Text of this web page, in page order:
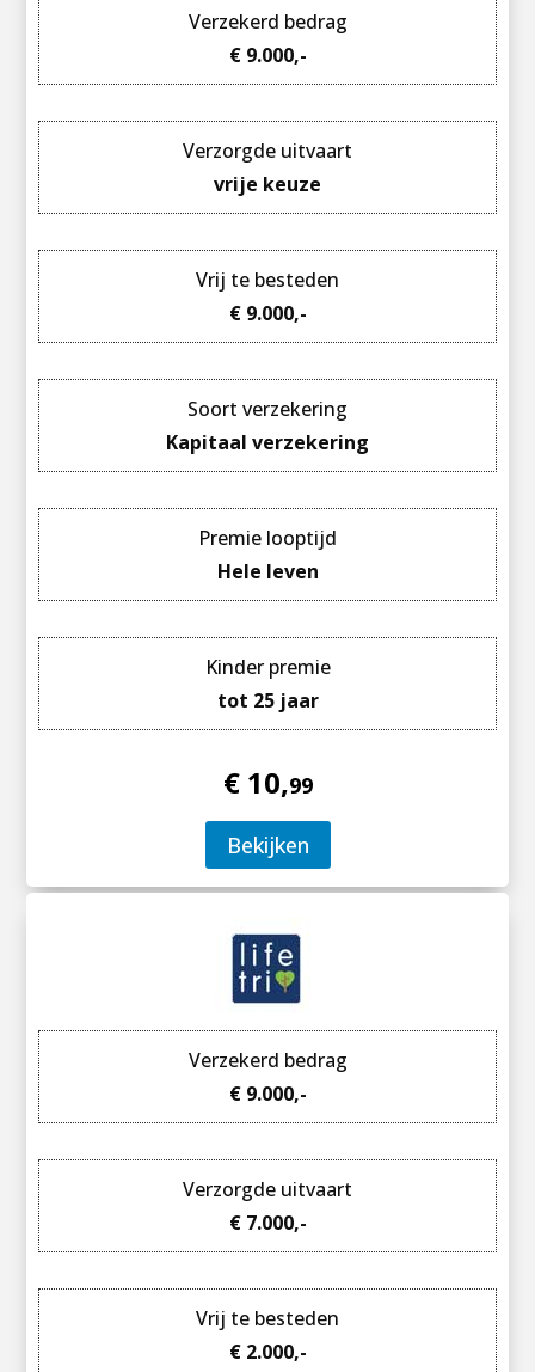
Verzekerd bedrag
€ 9.000,-
Verzorgde uitvaart
vrije keuze
Vrij te besteden
€ 9.000,-
Soort verzekering
Kapitaal verzekering
Premie looptijd
Hele leven
Kinder premie
tot 25 jaar
€ 10,99
Bekijken
Verzekerd bedrag
€ 9.000,-
Verzorgde uitvaart
€ 7.000,-
Vrij te besteden
€ 2.000,-